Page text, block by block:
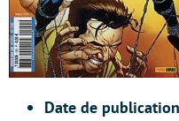
Date de